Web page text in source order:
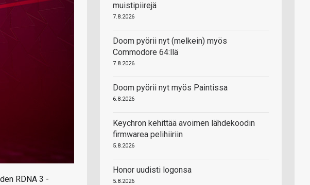
RDNA 3 -
muistipiirejä
7.8.2026
Doom pyörii nyt (melkein) myös
Commodore 64:llä
7.8.2026
Doom pyörii nyt myös Paintissa
6.8.2026
Keychron kehittää avoimen lähdekoodin
firmwarea pelihiiriin
5.8.2026
Honor uudisti logonsa
5.8.2026